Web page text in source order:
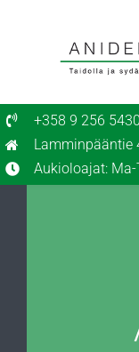
Etusivu
Ajanvaraus
+358 9 256 5430
Lamminpääntie
Aukioloajat: